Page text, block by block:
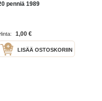
penniä 1989
1,00 €
LISÄÄ OSTOSKORIIN